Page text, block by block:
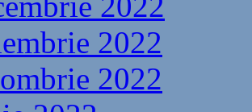
2022
2022